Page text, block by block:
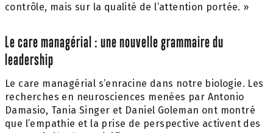
contrôle, mais sur la qualité de l’attention portée. »
Le care managérial : une nouvelle grammaire du
leadership
Le care managérial s’enracine dans notre biologie. Les
recherches en neurosciences menées par Antonio
Damasio, Tania Singer et Daniel Goleman ont montré
que l’empathie et la prise de perspective activent des